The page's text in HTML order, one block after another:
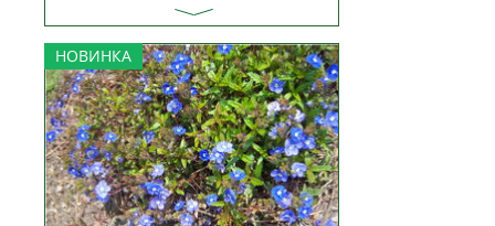
НОВИНКА
Вероника теневая Джорджиа Блу
— полуампельный многолетник,
состоящий из многочисленных
стеблей и корней, густо
переплетенных в виде
мочковатой дернины. Высота
растения достигает 10-15 см. Его
округлые, крупнозубчатые
листья...